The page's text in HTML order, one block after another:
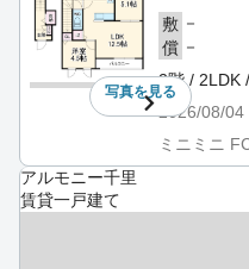
写真を見る
敷 －
償 －
2階 / 2LDK
2026/08/04
ミニミニ
アルモニー千里
賃貸一戸建て